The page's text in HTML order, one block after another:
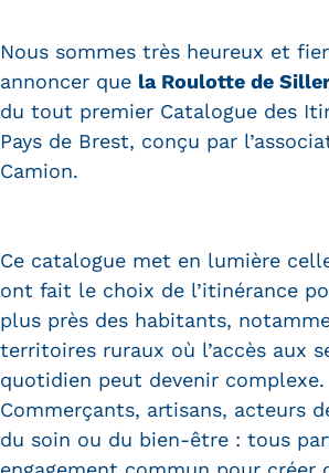
Nous sommes très heureux et
annoncer que la Roulotte de
du tout premier Catalogue des
Pays de Brest, conçu par
Camion.
Ce catalogue met en lumière
ont fait le choix de l’itinérance
plus près des habitants,
territoires ruraux où l’accès aux
quotidien peut devenir complexe.
Commerçants, artisans, acteurs
du soin ou du bien-être : tous